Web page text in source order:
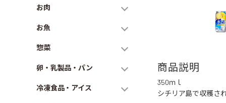
お肉
お魚
惣菜
卵・乳製品・パン
冷凍食品・アイス
商品説明
350ｍｌ
シチリア島で収穫さ